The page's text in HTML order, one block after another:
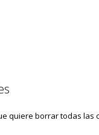
quiere borrar todas las